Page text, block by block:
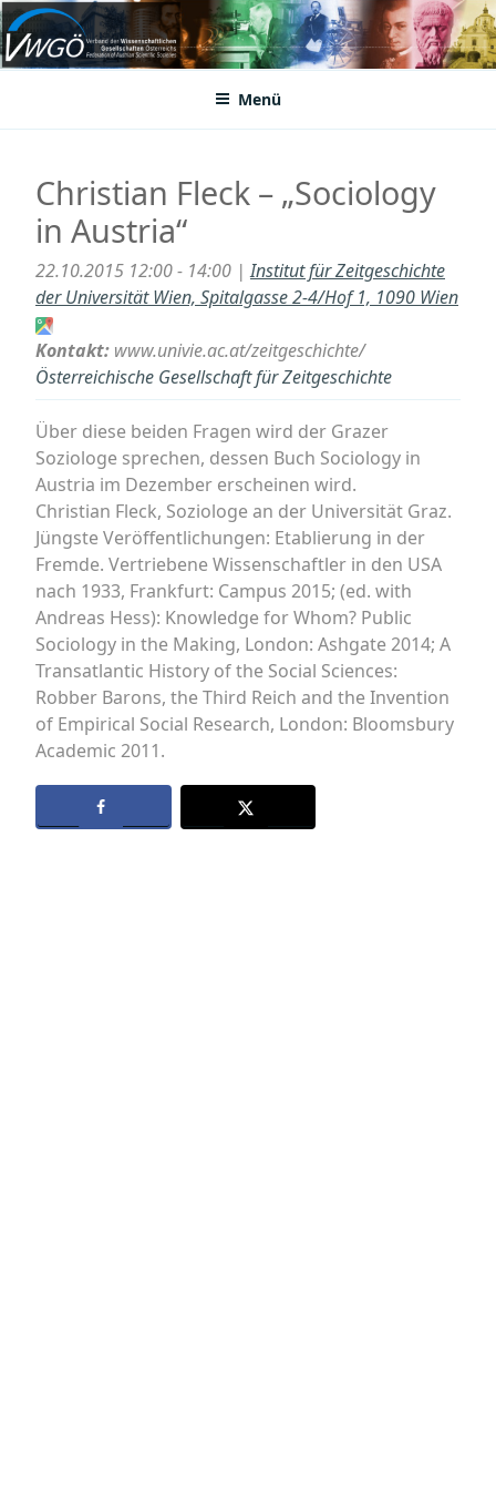
Zum
Inhalt
springenVWGÖ
Federation of Austrian Scientific Societies
Menü
Christian Fleck – „Sociology
in Austria“
22.10.2015 12:00 - 14:00 |Institut für Zeitgeschichte
der Universität Wien, Spitalgasse 2-4/Hof 1, 1090 Wien
Kontakt: www.univie.ac.at/zeitgeschichte/
Österreichische Gesellschaft für Zeitgeschichte
Über diese beiden Fragen wird der Grazer
Soziologe sprechen, dessen Buch Sociology in
Austria im Dezember erscheinen wird.
Christian Fleck, Soziologe an der Universität Graz.
Jüngste Veröffentlichungen: Etablierung in der
Fremde. Vertriebene Wissenschaftler in den USA
nach 1933, Frankfurt: Campus 2015; (ed. with
Andreas Hess): Knowledge for Whom? Public
Sociology in the Making, London: Ashgate 2014; A
Transatlantic History of the Social Sciences:
Robber Barons, the Third Reich and the Invention
of Empirical Social Research, London: Bloomsbury
Academic 2011.